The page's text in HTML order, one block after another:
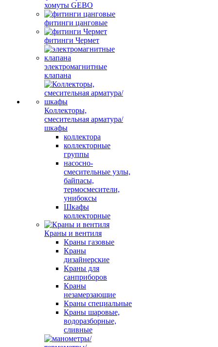
хомуты GEBO
фитинги цанговые
фитинги Чермет
электромагнитные
клапана
Коллекторы,
смесительная арматура/
шкафы
коллектора
коллекторные
группы
насосно-
смесительные узлы,
байпасы,
термосмесители,
унибоксы
Шкафы
коллекторные
Краны и вентиля
Краны газовые
Краны
дизайнерские
Краны для
санприборов
Краны
незамерзающие
Краны специальные
Краны шаровые,
водоразборные,
сливные